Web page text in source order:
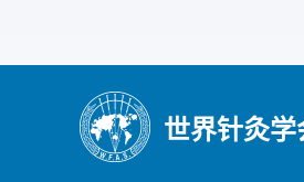
世界针灸